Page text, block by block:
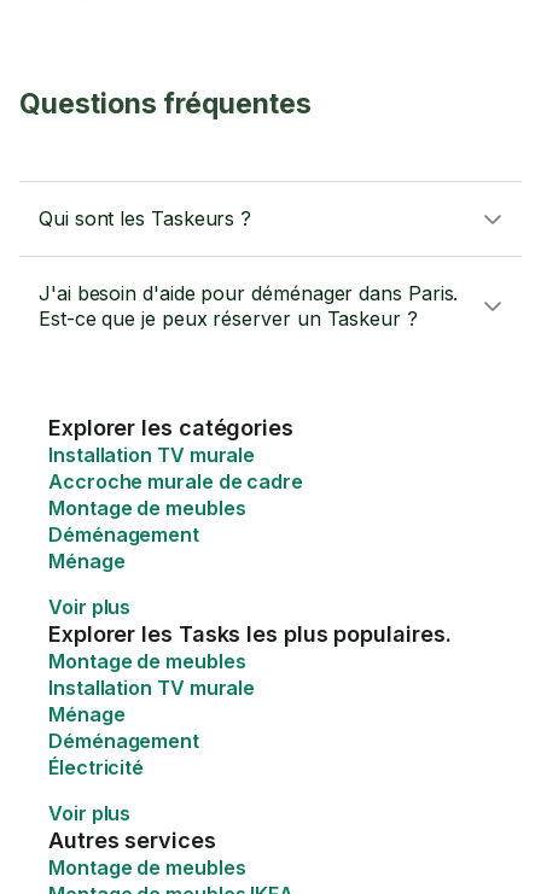
Questions fréquentes
Qui sont les Taskeurs ?
J'ai besoin d'aide pour déménager dans Paris.
Est-ce que je peux réserver un Taskeur ?
Explorer les catégories
Installation TV murale
Accroche murale de cadre
Montage de meubles
Déménagement
Ménage
Voir plus
Explorer les Tasks les plus populaires.
Montage de meubles
Installation TV murale
Ménage
Déménagement
Électricité
Voir plus
Autres services
Montage de meubles